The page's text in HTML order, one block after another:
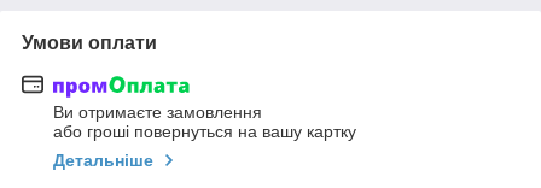
Умови оплати
Ви отримаєте замовлення
або гроші повернуться на вашу картку
Детальніше